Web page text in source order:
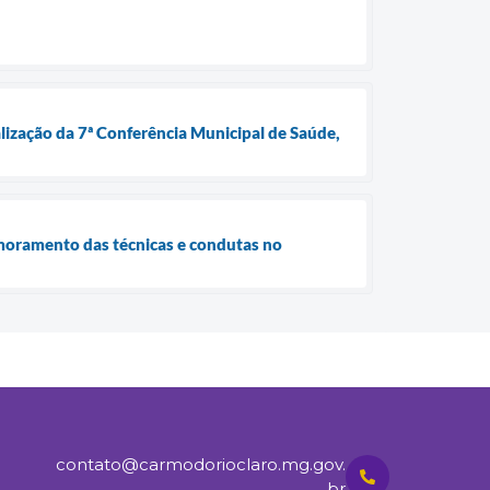
da 7ª Conferência Municipal de Saúde,
das técnicas e condutas no
contato@carmodorioclaro.mg.gov.